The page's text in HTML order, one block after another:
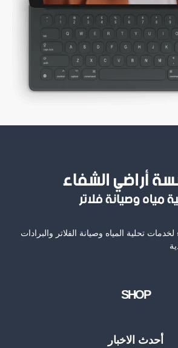
تحلية المياه وصيانة الفلاتر والبرادات
SHOP
أحدث الاخبار